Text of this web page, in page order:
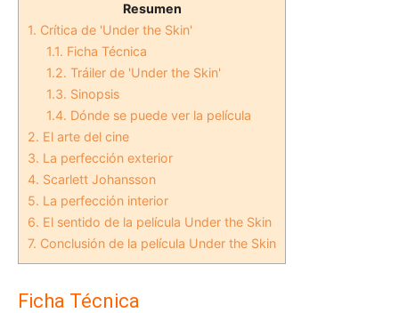
Resumen
1. Crítica de 'Under the Skin'
1.1. Ficha Técnica
1.2. Tráiler de 'Under the Skin'
1.3. Sinopsis
1.4. Dónde se puede ver la película
2. El arte del cine
3. La perfección exterior
4. Scarlett Johansson
5. La perfección interior
6. El sentido de la película Under the Skin
7. Conclusión de la película Under the Skin
Ficha Técnica